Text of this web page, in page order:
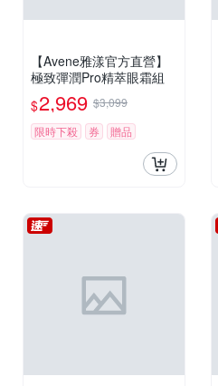
【Avene雅漾官方直營】
極致彈潤Pro精萃眼霜組
$2,969 $3,099
限時下殺
券 贈品